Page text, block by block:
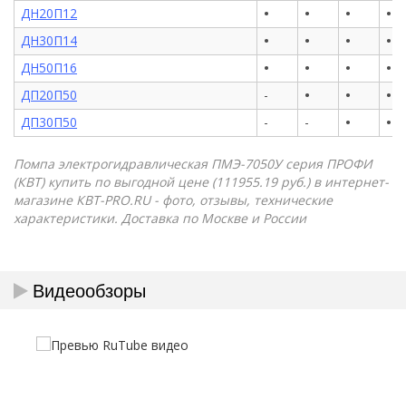
ДН20П12 • • • •
ДН30П14 • • • •
ДН50П16 • • • •
ДП20П50 - • • •
ДП30П50 - - • •
Помпа электрогидравлическая ПМЭ-7050У серия ПРОФИ
(КВТ) купить по выгодной цене (111955.19 руб.) в интернет-
магазине КВТ-PRO.RU - фото, отзывы, технические
характеристики. Доставка по Москве и России
Видеообзоры